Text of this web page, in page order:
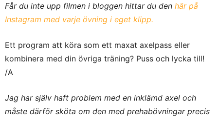
Får du inte upp filmen i bloggen hittar du den här på
Instagram med varje övning i eget klipp.
Ett program att köra som ett maxat axelpass eller
kombinera med din övriga träning? Puss och lycka till!
/A
Jag har själv haft problem med en inklämd axel och
måste därför sköta om den med prehabövningar precis